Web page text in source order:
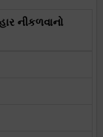
નીકળવાનો